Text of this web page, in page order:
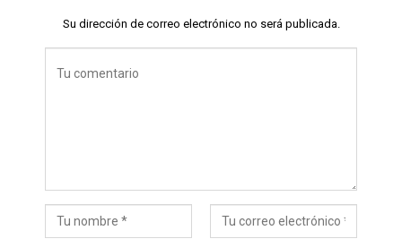
Su dirección de correo electrónico no será publicada.